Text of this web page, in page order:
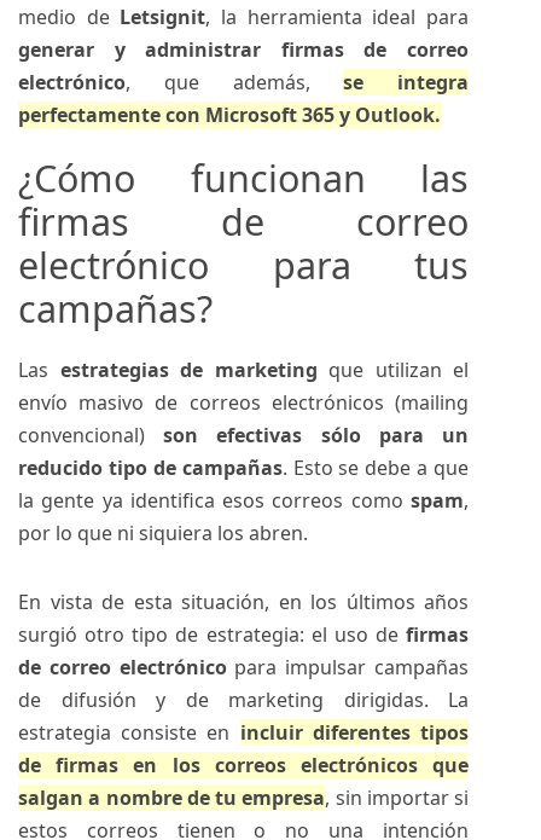
medio de Letsignit, la herramienta ideal para
generar y administrar firmas de correo
electrónico, que además,
se integra
perfectamente con Microsoft 365y Outlook.
¿Cómo funcionan las
firmas de correo
electrónico para tus
campañas?
Las estrategias de marketing que utilizan el
envío masivo de correos electrónicos (mailing
convencional) son efectivas sólo para un
reducido tipo de campañas. Esto se debe a que
la gente ya identifica esos correos como spam,
por lo que ni siquiera los abren.
En vista de esta situación, en los últimos años
surgió otro tipo de estrategia: el uso defirmas
de correo electrónicopara impulsar campañas
de difusión y de marketing dirigidas. La
estrategia consiste en incluir diferentes tipos
de firmas en los correos electrónicos que
salgan a nombre de tu empresa, sin importar si
estos correos tienen o no una intención